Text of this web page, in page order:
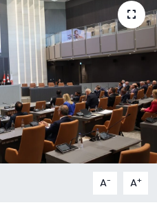
A- A+